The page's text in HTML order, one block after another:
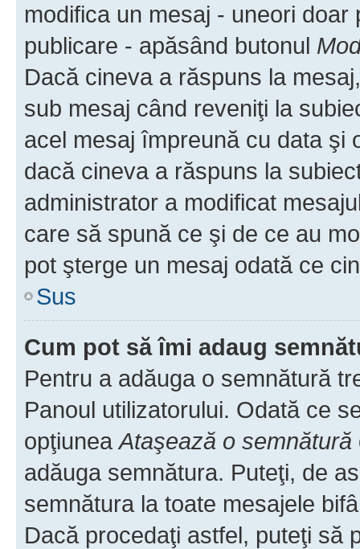
modifica un mesaj - uneori
publicare - apăsând butonul
Dacă cineva a răspuns la
sub mesaj când reveniţi la
acel mesaj împreună cu data şi
dacă cineva a răspuns la
administrator a modificat
care să spună ce şi de ce au
pot şterge un mesaj odată ce
Sus
Cum pot să îmi adaug
Pentru a adăuga o semnătură
Panoul utilizatorului. Odată ce
opţiuneaAtaşează o semnătură
adăuga semnătura. Puteţi, de
semnătura la toate mesajele
Dacă procedaţi astfel, puteţi să